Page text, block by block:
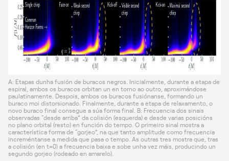
A: Etapas dunha fusión de buracos negros. Inicialmente, durante a etapa de
espiral, ambos os buracos orbitan un en torno ao outro, aproximándose
paulatinamente. Despois, ambos os buracos fusiónanse, formando un
buraco moi distorsionado. Finalmente, durante a etapa de relaxamento, o
novo buraco final consegue a súa forma final. B: Frecuencia dos sinais
observadas “desde arriba” da colisión (esquerda) e desde varias posicións
no plano orbital (resto) en función do tempo. O primeiro sinal mostra a
característica forma de “gorjeo”, na que tanto amplitude como frecuencia
increméntanse a medida que pasa o tempo. As outras tres mostra que, tras
a colisión (en t=0) a frecuencia baixa e sobe unha vez máis, producindo un
segundo gorjeo (rodeado en amarelo).